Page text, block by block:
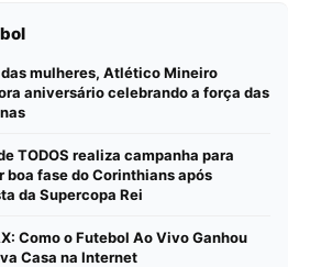
das mulheres, Atlético Mineiro
aniversário celebrando a força das
TODOS realiza campanha para
boa fase do Corinthians após
da Supercopa Rei
Como o Futebol Ao Vivo Ganhou
Casa na Internet